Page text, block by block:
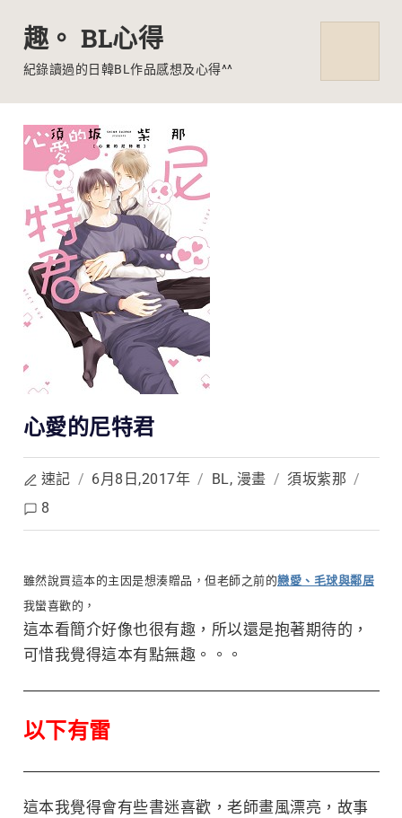
content
趣。 BL心得
紀錄讀過的日韓BL作品感想及心得^^
心愛的尼特君
速記 / 6月8日,2017年 / BL, 漫畫 / 須坂紫那 /
8
雖然說買這本的主因是想湊贈品，但老師之前的戀愛、毛球與鄰居
我蠻喜歡的，
這本看簡介好像也很有趣，所以還是抱著期待的，
可惜我覺得這本有點無趣。。。
以下有雷
這本我覺得會有些書迷喜歡，老師畫風漂亮，故事